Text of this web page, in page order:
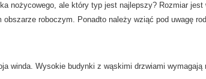
nożycowego, ale który typ jest najlepszy? Rozmiar
roboczym. Ponadto należy wziąć pod uwagę
winda. Wysokie budynki z wąskimi drzwiami